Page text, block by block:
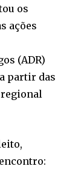
os
ações
(ADR)
partir das
regional